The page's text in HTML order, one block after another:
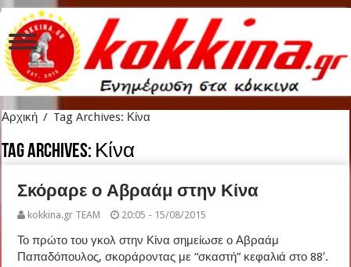
Αρχική / Tag Archives: Κίνα
Tag Archives: Κίνα
Σκόραρε ο Αβραάμ στην Κίνα
kokkina.gr TEAM 20:05 - 15/08/2015
Το πρώτο του γκολ στην Κίνα σημείωσε ο Αβραάμ
Παπαδόπουλος, σκοράροντας με “σκαστή” κεφαλιά στο 88′.